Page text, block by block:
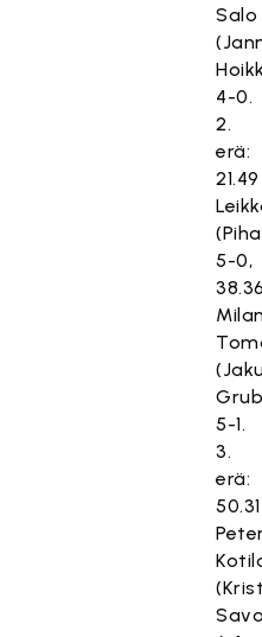
Salo
4-0.
2.
erä:
21.49
5-0,
38.36
Milan
5-1.
3.
erä:
50.31